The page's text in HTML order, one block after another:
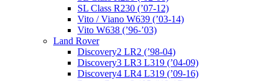
SL Class R230 (’07-12)
Vito / Viano W639 (’03-14)
Vito W638 (’96-’03)
Land Rover
Discovery2 LR2 (’98-04)
Discovery3 LR3 L319 (’04-09)
Discovery4 LR4 L319 (’09-16)